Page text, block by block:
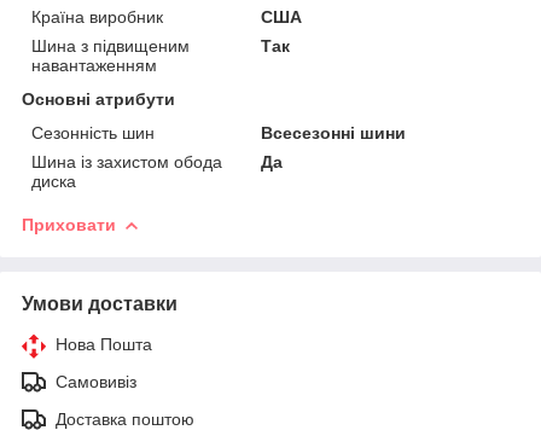
Країна виробник
США
Шина з підвищеним
навантаженням
Так
Основні атрибути
Сезонність шин
Всесезонні шини
Шина із захистом обода
диска
Да
Приховати
Умови доставки
Нова Пошта
Самовивіз
Доставка поштою